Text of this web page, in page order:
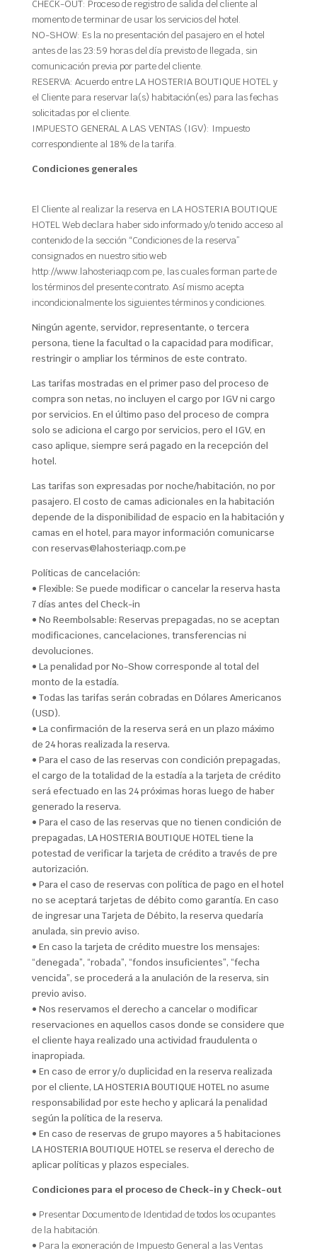
CHECK-OUT: Proceso de registro de salida del cliente al
momento de terminar de usar los servicios del hotel.
NO-SHOW: Es la no presentación del pasajero en el hotel
antes de las 23:59 horas del día previsto de llegada, sin
comunicación previa por parte del cliente.
RESERVA: Acuerdo entre LA HOSTERIA BOUTIQUE HOTEL y
el Cliente para reservar la(s) habitación(es) para las fechas
solicitadas por el cliente.
IMPUESTO GENERAL A LAS VENTAS (IGV): Impuesto
correspondiente al 18% de la tarifa.
Condiciones generales
El Cliente al realizar la reserva en LA HOSTERIA BOUTIQUE
HOTEL Web declara haber sido informado y/o tenido acceso al
contenido de la sección “Condiciones de la reserva”
consignados en nuestro sitio web
http://www.lahosteriaqp.com.pe, las cuales forman parte de
los términos del presente contrato. Así mismo acepta
incondicionalmente los siguientes términos y condiciones.
Ningún agente, servidor, representante, o tercera
persona, tiene la facultad o la capacidad para modificar,
restringir o ampliar los términos de este contrato.
Las tarifas mostradas en el primer paso del proceso de
compra son netas, no incluyen el cargo por IGV ni cargo
por servicios. En el último paso del proceso de compra
solo se adiciona el cargo por servicios, pero el IGV, en
caso aplique, siempre será pagado en la recepción del
hotel.
Las tarifas son expresadas por noche/habitación, no por
pasajero. El costo de camas adicionales en la habitación
depende de la disponibilidad de espacio en la habitación y
camas en el hotel, para mayor información comunicarse
con reservas@lahosteriaqp.com.pe
Políticas de cancelación:
• Flexible: Se puede modificar o cancelar la reserva hasta
7 días antes del Check-in
• No Reembolsable: Reservas prepagadas, no se aceptan
modificaciones, cancelaciones, transferencias ni
devoluciones.
• La penalidad por No-Show corresponde al total del
monto de la estadía.
• Todas las tarifas serán cobradas en Dólares Americanos
(USD).
• La confirmación de la reserva será en un plazo máximo
de 24 horas realizada la reserva.
• Para el caso de las reservas con condición prepagadas,
el cargo de la totalidad de la estadía a la tarjeta de crédito
será efectuado en las 24 próximas horas luego de haber
generado la reserva.
• Para el caso de las reservas que no tienen condición de
prepagadas, LA HOSTERIA BOUTIQUE HOTEL tiene la
potestad de verificar la tarjeta de crédito a través de pre
autorización.
• Para el caso de reservas con política de pago en el hotel
no se aceptará tarjetas de débito como garantía. En caso
de ingresar una Tarjeta de Débito, la reserva quedaría
anulada, sin previo aviso.
• En caso la tarjeta de crédito muestre los mensajes:
“denegada”, “robada”, “fondos insuficientes”, “fecha
vencida”, se procederá a la anulación de la reserva, sin
previo aviso.
• Nos reservamos el derecho a cancelar o modificar
reservaciones en aquellos casos donde se considere que
el cliente haya realizado una actividad fraudulenta o
inapropiada.
• En caso de error y/o duplicidad en la reserva realizada
por el cliente, LA HOSTERIA BOUTIQUE HOTEL no asume
responsabilidad por este hecho y aplicará la penalidad
según la política de la reserva.
• En caso de reservas de grupo mayores a 5 habitaciones
LA HOSTERIA BOUTIQUE HOTEL se reserva el derecho de
aplicar políticas y plazos especiales.
Condiciones para el proceso de Check-in y Check-out
• Presentar Documento de Identidad de todos los ocupantes
de la habitación.
• Para la exoneración de Impuesto General a las Ventas